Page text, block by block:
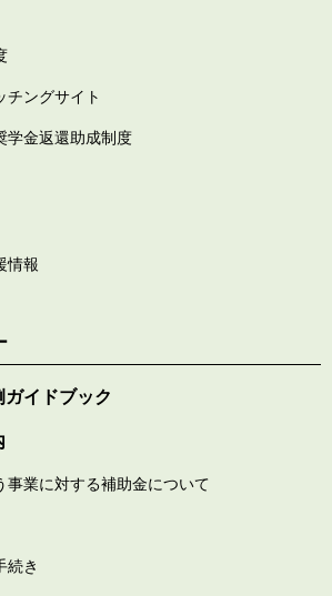
チングサイト
学金返還助成制度
情報
イドブック
事業に対する補助金について
続き